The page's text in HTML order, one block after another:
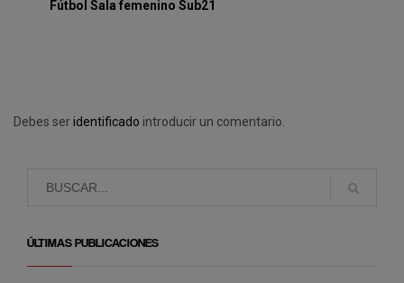
Fútbol Sala femenino Sub21
Debes seridentificado introducir un comentario.
ÚLTIMAS PUBLICACIONES